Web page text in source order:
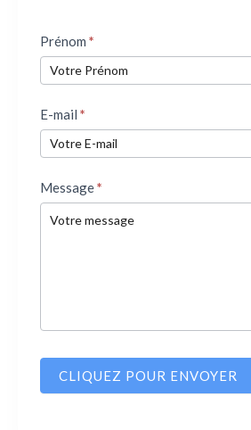
Contact
des
clients
Prénom *
E-mail *
Message*
CLIQUEZ POUR ENVOYER